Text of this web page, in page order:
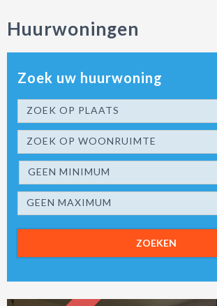
Huurwoningen
Zoek uw huurwoning
ZOEK OP PLAATS
ZOEK OP WOONRUIMTE
GEEN MINIMUM
GEEN MAXIMUM
ZOEKEN